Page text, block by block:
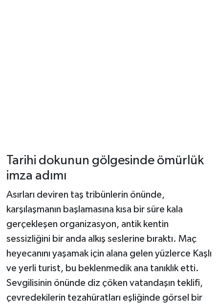
Tarihi dokunun gölgesinde ömürlük
imza adımı
Asırları deviren taş tribünlerin önünde,
karşılaşmanın başlamasına kısa bir süre kala
gerçekleşen organizasyon, antik kentin
sessizliğini bir anda alkış seslerine bıraktı. Maç
heyecanını yaşamak için alana gelen yüzlerce Kaşlı
ve yerli turist, bu beklenmedik ana tanıklık etti.
Sevgilisinin önünde diz çöken vatandaşın teklifi,
çevredekilerin tezahüratları eşliğinde görsel bir